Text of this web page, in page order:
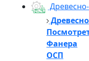
Фанера
ОСП